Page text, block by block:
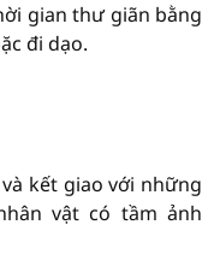
gian thư giãn bằng
đi dạo.
kết giao với những
vật có tầm ảnh